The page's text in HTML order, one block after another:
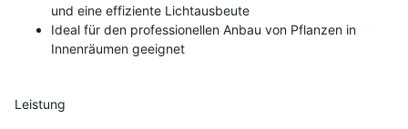
und eine effiziente Lichtausbeute
Ideal für den professionellen Anbau von Pflanzen in
Innenräumen geeignet
Leistung